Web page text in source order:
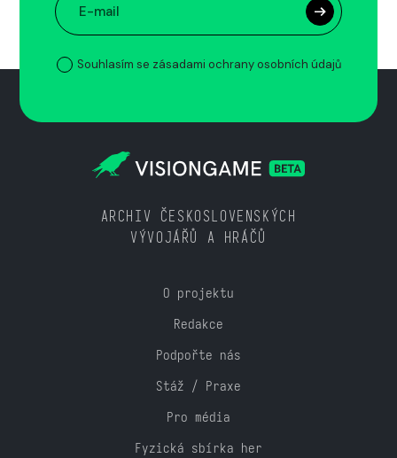
Souhlasím se zásadami ochrany osobních údajů
ARCHIV ČESKOSLOVENSKÝCH
VÝVOJÁŘŮ A HRÁČŮ
O projektu
Redakce
Podpořte nás
Stáž / Praxe
Pro média
Fyzická sbírka her